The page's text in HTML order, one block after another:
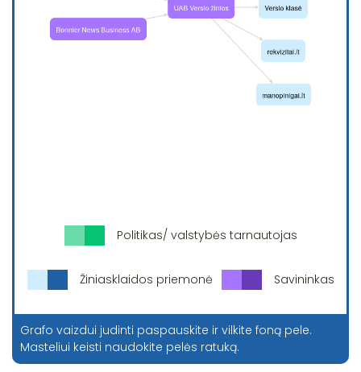
Politikas/ valstybės tarnautojas
Žiniasklaidos priemonė Savininkas
Grafo vaizdui judinti paspauskite ir vilkite foną pele.
Masteliui keisti naudokite pelės ratuką.